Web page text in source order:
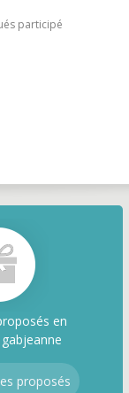
participé
en
proposés